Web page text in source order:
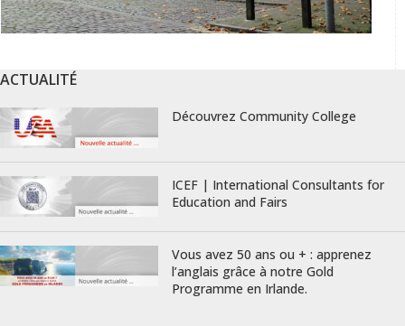
ACTUALITÉ
Découvrez Community College
ICEF | International Consultants for
Education and Fairs
Vous avez 50 ans ou + : apprenez
l’anglais grâce à notre Gold
Programme en Irlande.